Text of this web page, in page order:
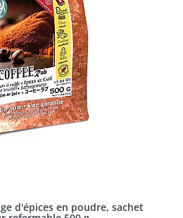
d'épices en poudre, sachet